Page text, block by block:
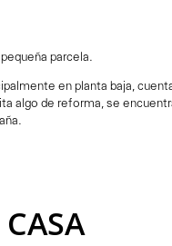
parcela.
en planta baja,
algo de reforma, se